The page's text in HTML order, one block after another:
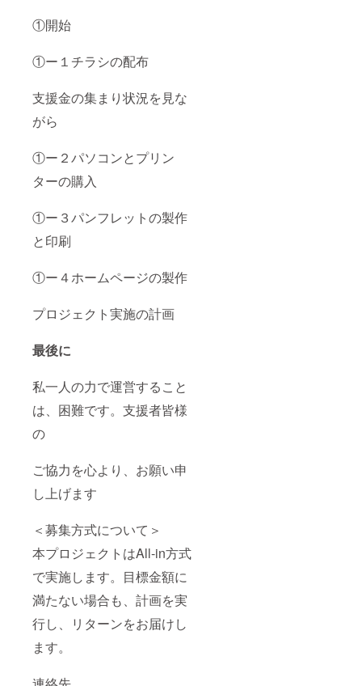
①開始
①ー１チラシの配布
支援金の集まり状況を見な
がら
①ー２パソコンとプリン
ターの購入
①ー３パンフレットの製作
と印刷
①ー４ホームページの製作
プロジェクト実施の計画
最後に
私一人の力で運営すること
は、困難です。支援者皆様
の
ご協力を心より、お願い申
し上げます
＜募集方式について＞
本プロジェクトはAll-in方式
で実施します。目標金額に
満たない場合も、計画を実
行し、リターンをお届けし
ます。